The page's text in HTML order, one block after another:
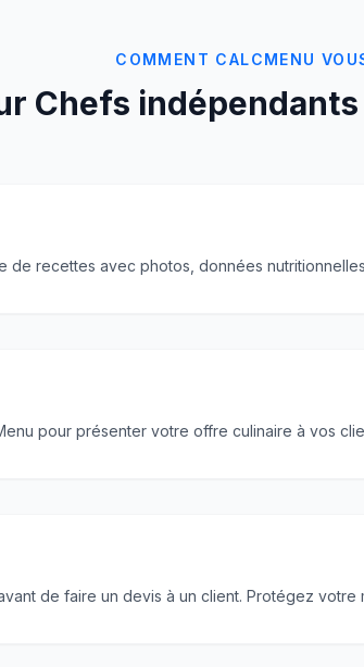
COMMENT CALCMENU
Chefs
recettes avec photos, données
pour présenter votre offre culinaire à vos
de faire un devis à un client. Protégez